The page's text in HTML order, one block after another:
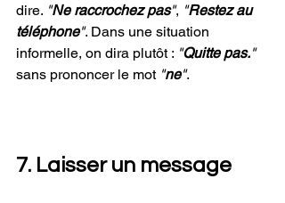
dire. "Ne raccrochez pas", "Restez au
téléphone". Dans une situation
informelle, on dira plutôt : "Quitte pas."
sans prononcer le mot "ne".
7. Laisser un message